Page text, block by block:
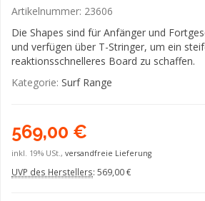
Artikelnummer: 23606
Die Shapes sind für Anfänger und
und verfügen über T-Stringer, um ein
reaktionsschnelleres Board zu schaffen.
Kategorie: Surf Range
569,00 €
inkl. 19% USt., versandfreie Lieferung
UVP des Herstellers: 569,00 €